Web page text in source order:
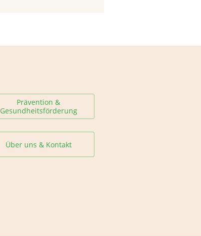
Prävention &
Gesundheitsförderung
Über uns & Kontakt